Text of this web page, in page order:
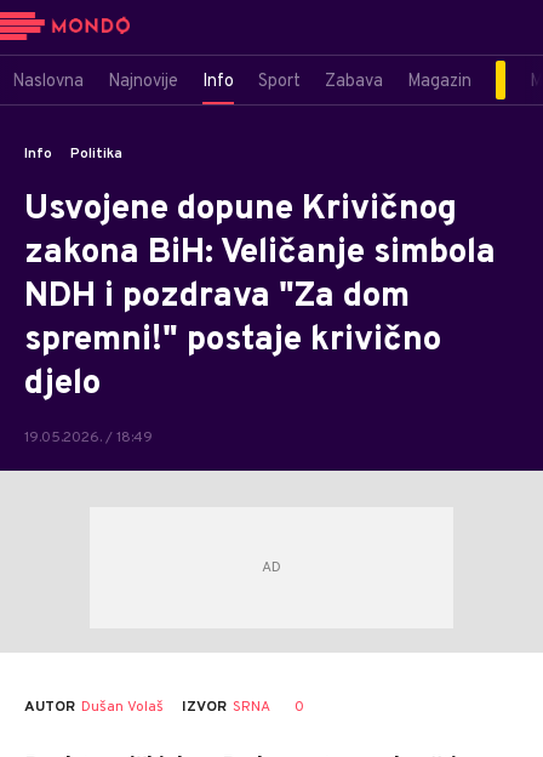
Naslovna Najnovije Info Sport Zabava Magazin
Info Politika
Usvojene dopune Krivičnog
zakona BiH: Veličanje simbola
NDH i pozdrava "Za dom
spremni!" postaje krivično
djelo
19.05.2026. / 18:49
AUTOR Dušan Volaš IZVOR SRNA 0